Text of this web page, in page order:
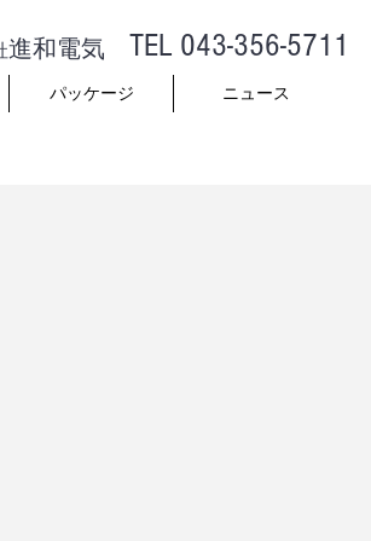
進和電気 ​TEL 043-356-5711
パッケージ ニュース